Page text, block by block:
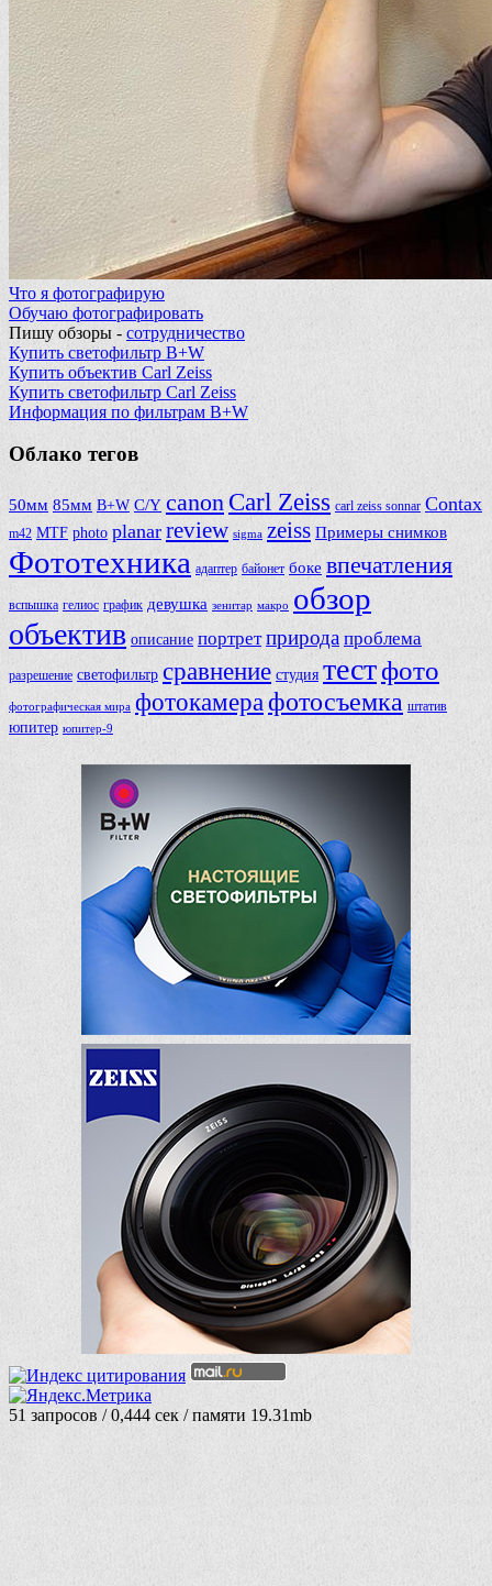
Что я фотографирую
Обучаю фотографировать
Пишу обзоры - сотрудничество
Купить светофильтр B+W
Купить объектив Carl Zeiss
Купить светофильтр Carl Zeiss
Информация по фильтрам B+W
Облако тегов
50мм 85мм B+W C/Y canon Carl Zeiss carl zeiss sonnar Contax
m42 MTF photo planar review sigma zeiss Примеры снимков
Фототехника адаптер байонет боке впечатления
вспышка гелиос график девушка зенитар макро обзор
объектив описание портрет природа проблема
разрешение светофильтр сравнение студия тестфото
фотографическая мира фотокамерафотосъемка штатив
юпитер юпитер-9
51 запросов / 0,444 сек / памяти 19.31mb